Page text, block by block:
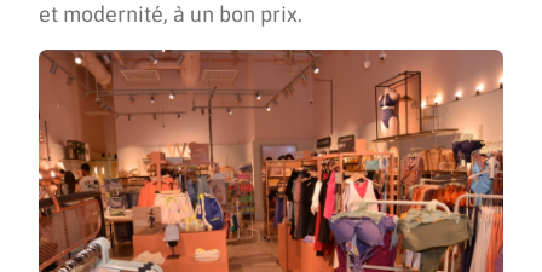
et modernité, à un bon prix.